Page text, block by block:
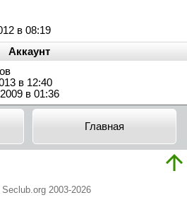
в 08:19
Аккаунт
в 12:40
в 01:36
Главная
2003-2026